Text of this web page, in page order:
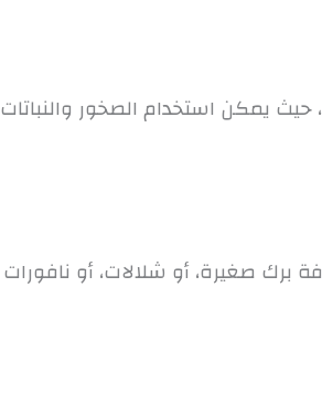
حيث يمكن استخدام الصخور والنباتات
برك صغيرة، أو شلالات، أو نافورات